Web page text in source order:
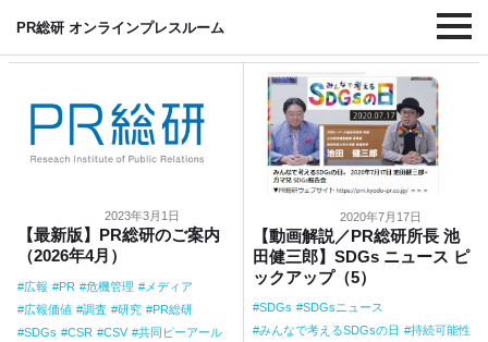
PR総研 オンラインプレスルーム
#SR
2023年3月1日
【最新版】PR総研のご案内
（2026年4月）
広報 PR 危機管理
メディア
広報価値
調査 研究
PR総研
SDGs
CSR CSV
共同ピーアール
2020年7月17日
【動画解説／PR総研所長 池
田健三郎】SDGs ニュース ピ
ックアップ（5）
SDGs
SDGsニュース
みんなで考えるSDGsの日
持続可能性